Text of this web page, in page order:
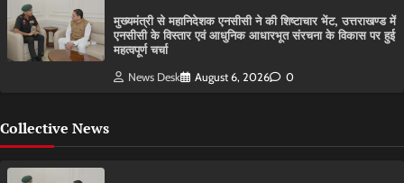
मुख्यमंत्री से महानिदेशक एनसीसी ने की शिष्टाचार भेंट, उत्तराखण्ड में
एनसीसी के विस्तार एवं आधुनिक आधारभूत संरचना के विकास पर हुई
महत्वपूर्ण चर्चा
News Desk August 6, 2026 0
Collective News